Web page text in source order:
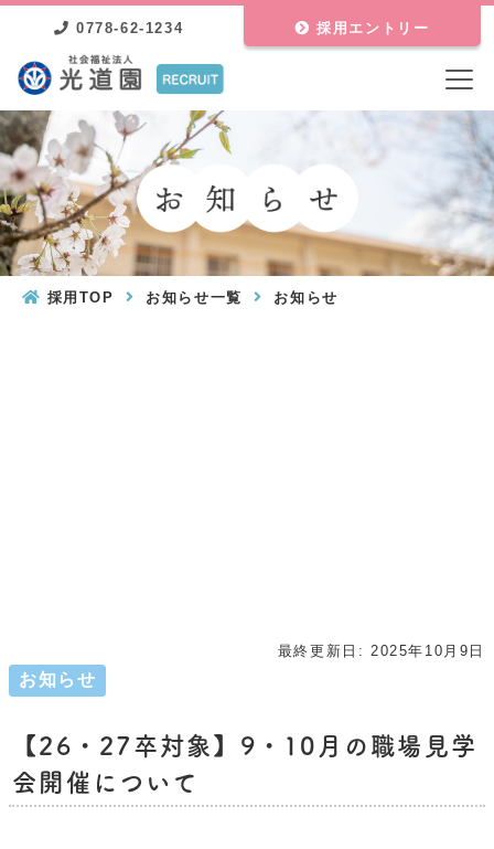
0778-62-1234 採用エントリー
採用TOP お知らせ一覧 お知らせ
最終更新日: 2025年10月9日
お知らせ
【26・27卒対象】9・10月の職場見学
会開催について